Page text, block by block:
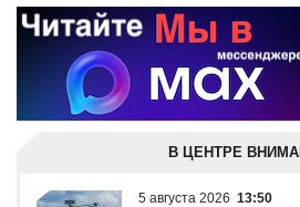
В ЦЕНТРЕ
5 августа 2026 13:50